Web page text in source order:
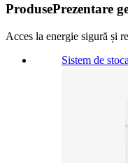
ProdusePrezentare
Acces la energie sigură și
Sistem de